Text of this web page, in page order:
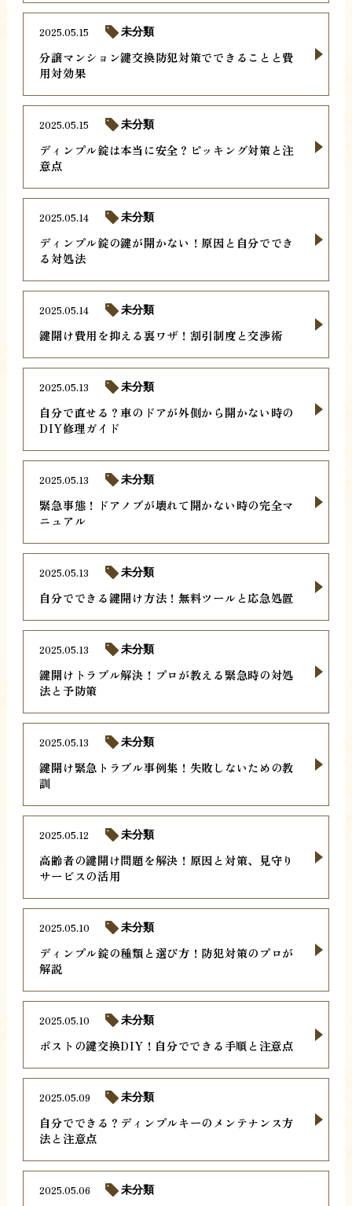
分譲マンション鍵交換防犯対策でできることと費
用対効果
2025.05.15 未分類
ディンプル錠は本当に安全？ピッキング対策と注
意点
2025.05.15 未分類
ディンプル錠の鍵が開かない！原因と自分ででき
る対処法
2025.05.14 未分類
鍵開け費用を抑える裏ワザ！割引制度と交渉術
2025.05.14 未分類
自分で直せる？車のドアが外側から開かない時の
DIY修理ガイド
2025.05.13 未分類
緊急事態！ドアノブが壊れて開かない時の完全マ
ニュアル
2025.05.13 未分類
自分でできる鍵開け方法！無料ツールと応急処置
2025.05.13 未分類
鍵開けトラブル解決！プロが教える緊急時の対処
法と予防策
2025.05.13 未分類
鍵開け緊急トラブル事例集！失敗しないための教
訓
2025.05.13 未分類
高齢者の鍵開け問題を解決！原因と対策、見守り
サービスの活用
2025.05.12 未分類
ディンプル錠の種類と選び方！防犯対策のプロが
解説
2025.05.10 未分類
ポストの鍵交換DIY！自分でできる手順と注意点
2025.05.10 未分類
自分でできる？ディンプルキーのメンテナンス方
法と注意点
2025.05.09 未分類
2025.05.06 未分類